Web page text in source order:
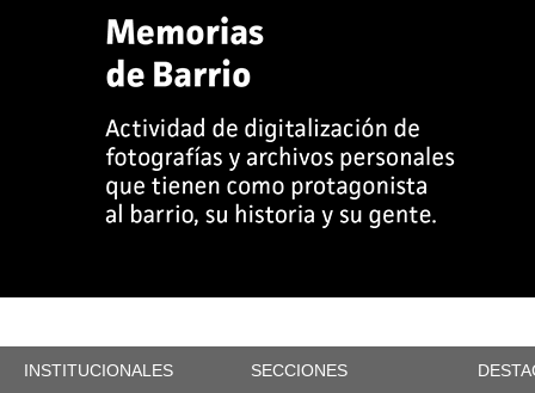
INSTITUCIONALES SECCIONES